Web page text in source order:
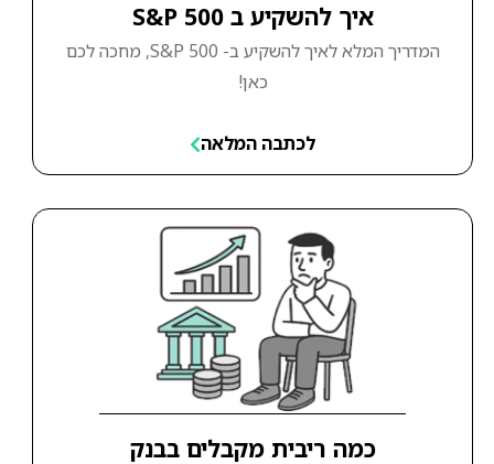
איך להשקיע ב S&P 500
המדריך המלא לאיך להשקיע ב- S&P 500, מחכה לכם
כאן!
לכתבה המלאה
כמה ריבית מקבלים בבנק